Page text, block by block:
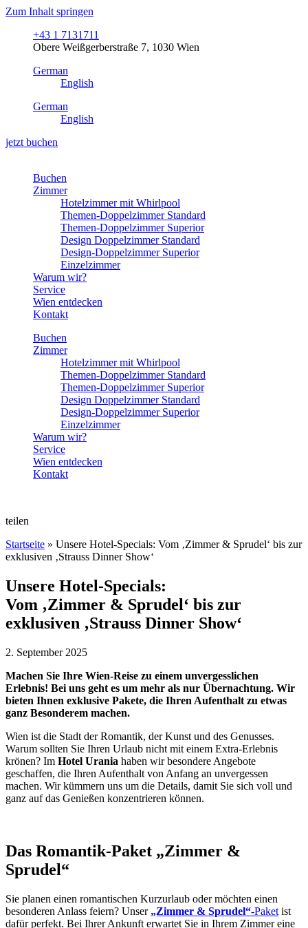
Zum Inhalt springen
+43 1 7131711
Obere Weißgerberstraße 7, 1030 Wien
German
English
German
English
jetzt buchen
Buchen
Zimmer
Hotelzimmer mit Whirlpool
Themen-Doppelzimmer Standard
Themen-Doppelzimmer Superior
Design Doppelzimmer Standard
Design-Doppelzimmer Superior
Einzelzimmer
Warum wir?
Service
Wien entdecken
Kontakt
Buchen
Zimmer
Hotelzimmer mit Whirlpool
Themen-Doppelzimmer Standard
Themen-Doppelzimmer Superior
Design Doppelzimmer Standard
Design-Doppelzimmer Superior
Einzelzimmer
Warum wir?
Service
Wien entdecken
Kontakt
teilen
Startseite » Unsere Hotel-Specials: Vom ‚Zimmer & Sprudel‘ bis zur
exklusiven ‚Strauss Dinner Show‘
Unsere Hotel-Specials:
Vom ‚Zimmer & Sprudel‘ bis zur
exklusiven ‚Strauss Dinner Show‘
2. September 2025
Machen Sie Ihre Wien-Reise zu einem unvergesslichen
Erlebnis! Bei uns geht es um mehr als nur Übernachtung. Wir
bieten Ihnen exklusive Pakete, die Ihren Aufenthalt zu etwas
ganz Besonderem machen.
Wien ist die Stadt der Romantik, der Kunst und des Genusses.
Warum sollten Sie Ihren Urlaub nicht mit einem Extra-Erlebnis
krönen? Im Hotel Urania haben wir besondere Angebote
geschaffen, die Ihren Aufenthalt von Anfang an unvergessen
machen. Wir kümmern uns um die Details, damit Sie sich voll und
ganz auf das Genießen konzentrieren können.
Das Romantik-Paket „Zimmer &
Sprudel“
Sie planen einen romantischen Kurzurlaub oder möchten einen
besonderen Anlass feiern? Unser „Zimmer & Sprudel“-Paket ist
dafür perfekt. Bei Ihrer Ankunft erwartet Sie in Ihrem Zimmer eine